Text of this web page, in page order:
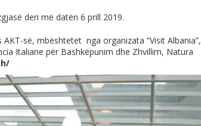
deri më datën 6 prill 2019.
së, mbështetet nga organizata “Visit Albania”,
Italiane për Bashkëpunim dhe Zhvillim, Natura
/